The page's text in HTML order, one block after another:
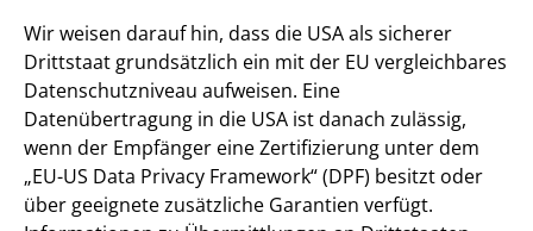
Wir weisen darauf hin, dass die USA als sicherer
Drittstaat grundsätzlich ein mit der EU vergleichbares
Datenschutzniveau aufweisen. Eine
Datenübertragung in die USA ist danach zulässig,
wenn der Empfänger eine Zertifizierung unter dem
„EU-US Data Privacy Framework“ (DPF) besitzt oder
über geeignete zusätzliche Garantien verfügt.